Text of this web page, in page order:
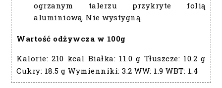
ogrzanym talerzu przykryte folią
aluminiową. Nie wystygną.
Wartość odżywcza w 100g
Kalorie:210 kcal Białka: 11.0 g Tłuszcze: 10.2 g
Cukry: 18.5 g Wymienniki:3.2 WW: 1.9 WBT: 1.4